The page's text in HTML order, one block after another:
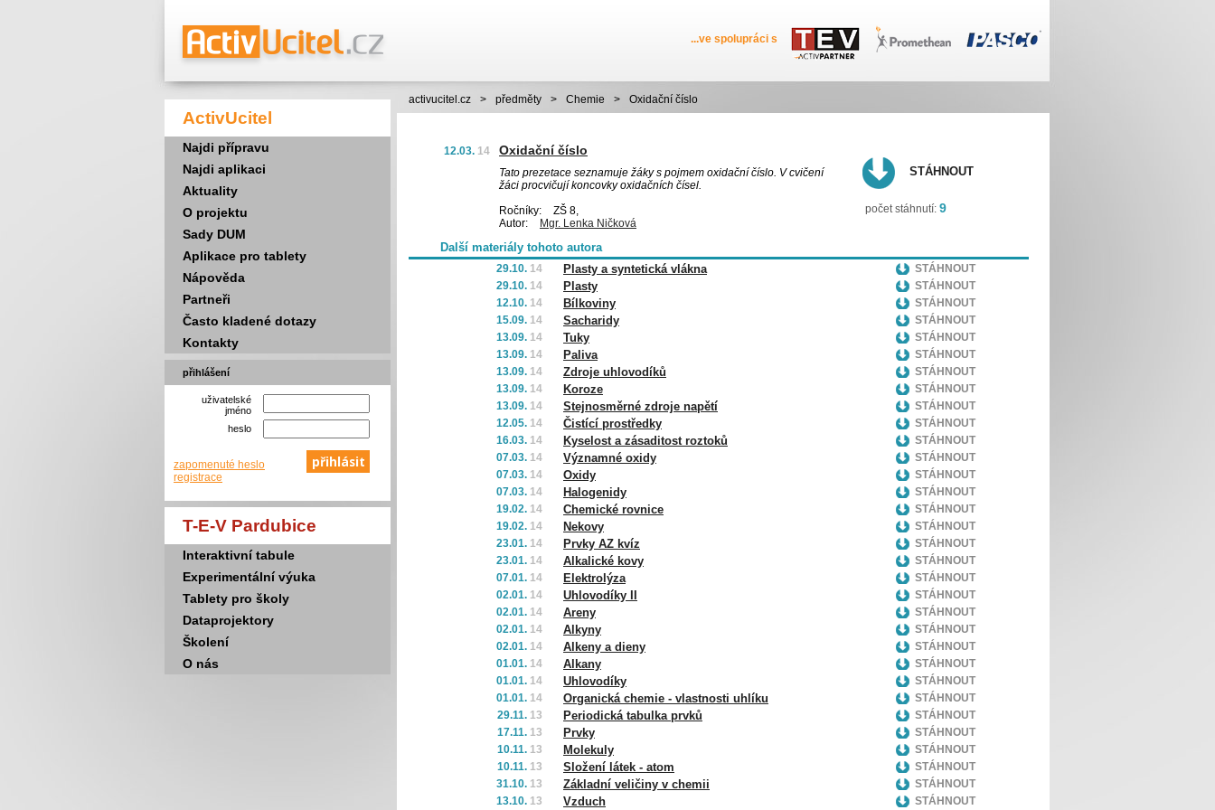
...ve spolupráci s
ActivUcitel
Najdi přípravu
Najdi aplikaci
Aktuality
O projektu
Sady DUM
Aplikace pro tablety
Nápověda
Partneři
Často kladené dotazy
Kontakty
přihlášení
uživatelské
jméno
heslo
zapomenuté heslo
registrace
T-E-V Pardubice
Interaktivní tabule
Experimentální výuka
Tablety pro školy
Dataprojektory
Školení
O nás
activucitel.cz > předměty > Chemie > Oxidační číslo
12.03. 14 Oxidační číslo
Tato prezetace seznamuje žáky s pojmem oxidační číslo. V cvičení
žáci procvičují koncovky oxidačních čísel.
Ročníky:
ZŠ 8,
Autor:
Mgr. Lenka Ničková
STÁHNOUT
počet stáhnutí: 9
Další materiály tohoto autora
29.10. 14 Plasty a syntetická vlákna
STÁHNOUT
29.10. 14 Plasty
STÁHNOUT
12.10. 14 Bílkoviny
STÁHNOUT
15.09. 14 Sacharidy
STÁHNOUT
13.09. 14 Tuky
STÁHNOUT
13.09. 14 Paliva
STÁHNOUT
13.09. 14 Zdroje uhlovodíků
STÁHNOUT
13.09. 14 Koroze
STÁHNOUT
13.09. 14 Stejnosměrné zdroje napětí
STÁHNOUT
12.05. 14 Čistící prostředky
STÁHNOUT
16.03. 14 Kyselost a zásaditost roztoků
STÁHNOUT
07.03. 14 Významné oxidy
STÁHNOUT
07.03. 14 Oxidy
STÁHNOUT
07.03. 14 Halogenidy
STÁHNOUT
19.02. 14 Chemické rovnice
STÁHNOUT
19.02. 14 Nekovy
STÁHNOUT
23.01. 14 Prvky AZ kvíz
STÁHNOUT
23.01. 14 Alkalické kovy
STÁHNOUT
07.01. 14 Elektrolýza
STÁHNOUT
02.01. 14 Uhlovodíky II
STÁHNOUT
02.01. 14 Areny
STÁHNOUT
02.01. 14 Alkyny
STÁHNOUT
02.01. 14 Alkeny a dieny
STÁHNOUT
01.01. 14 Alkany
STÁHNOUT
01.01. 14 Uhlovodíky
STÁHNOUT
01.01. 14 Organická chemie - vlastnosti uhlíku
STÁHNOUT
29.11. 13 Periodická tabulka prvků
STÁHNOUT
17.11. 13 Prvky
STÁHNOUT
10.11. 13 Molekuly
STÁHNOUT
10.11. 13 Složení látek - atom
STÁHNOUT
31.10. 13 Základní veličiny v chemii
STÁHNOUT
13.10. 13 Vzduch STÁHNOUT